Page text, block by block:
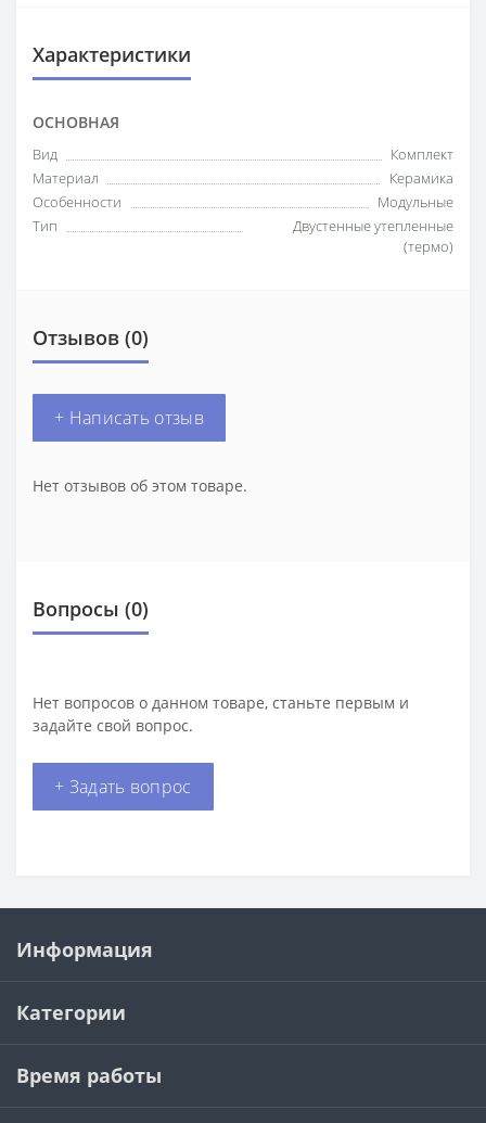
Характеристики
ОСНОВНАЯ
Вид
Комплект
Материал
Керамика
Особенности
Модульные
Тип
Двустенные утепленные
(термо)
Отзывов (0)
+ Написать отзыв
Нет отзывов об этом товаре.
Вопросы (0)
Нет вопросов о данном товаре, станьте первым и
задайте свой вопрос.
+ Задать вопрос
Информация
Категории
Время работы